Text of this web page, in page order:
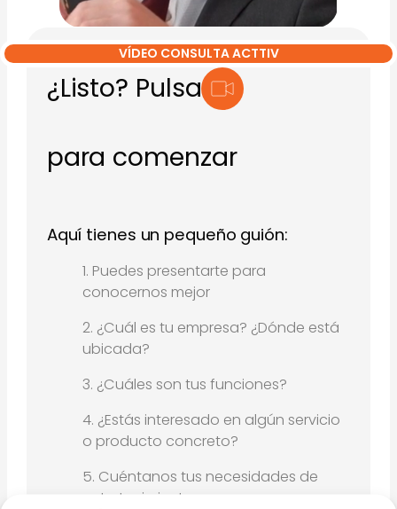
VÍDEO CONSULTA ACTTIV
¿Listo? Pulsa
para comenzar
Aquí tienes un pequeño guión:
Puedes presentarte para
conocernos mejor
¿Cuál es tu empresa? ¿Dónde está
ubicada?
¿Cuáles son tus funciones?
¿Estás interesado en algún servicio
o producto concreto?
Cuéntanos tus necesidades de
entretenimiento